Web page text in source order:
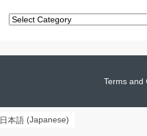
Terms and
日本語(Japanese)